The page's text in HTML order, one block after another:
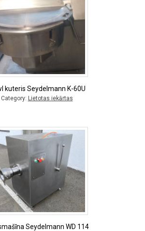
kuteris Seydelmann K-60U
Category: Lietotas iekārtas
Seydelmann WD 114